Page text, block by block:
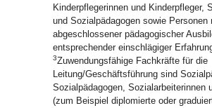
Kinderpflegerinnen und Kinderpfleger,
und Sozialpädagogen sowie Personen
abgeschlossener pädagogischer
entsprechender einschlägiger
3Zuwendungsfähige Fachkräfte für die
Leitung/Geschäftsführung sind
Sozialpädagogen, Sozialarbeiterinnen
(zum Beispiel diplomierte oder